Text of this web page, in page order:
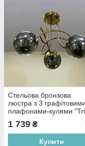
Стельова бронзова
люстра з 3 графітовими
плафонами-кулями
Glow "(52-9903-3
1 739 ₴
Купити